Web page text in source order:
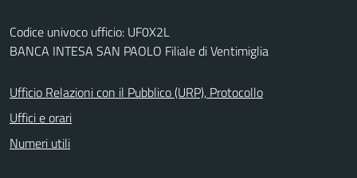
Codice univoco ufficio: UF0X2L
BANCA INTESA SAN PAOLO Filiale di Ventimiglia
Ufficio Relazioni con il Pubblico (URP), Protocollo
Uffici e orari
Numeri utili